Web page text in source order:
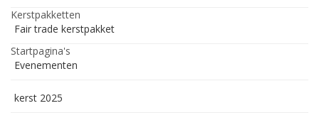
Kerstpakketten
Fair trade kerstpakket
Startpagina's
Evenementen
kerst 2025